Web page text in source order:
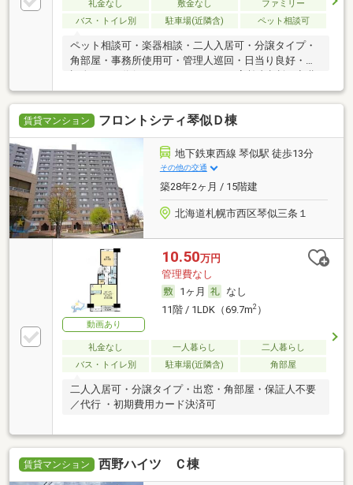
礼金なし 敷金なし
ファミリー
バス・トイレ別
駐車場(近隣含) ペット相談可
ペット相談可・楽器相談・二人入居可・分譲タイプ・
角部屋・事務所使用可・管理人巡回・日当り良好・保
費用カード決済可
賃貸マンション フロントシティ琴似Ｄ棟
地下鉄東西線 琴似駅 徒歩13分
その他の交通
築28年2ヶ月 / 15階建
北海道札幌市西区琴似三条１
動画あり
10.50万円
管理費なし
1ヶ月
なし
11階 / 1LDK（69.7m2）
礼金なし 一人暮らし
二人暮らし
バス・トイレ別
駐車場(近隣含) 角部屋
二人入居可・分譲タイプ・出窓・角部屋・保証人不要
／代行 ・初期費用カード決済可
賃貸マンション 西野ハイツ Ｃ棟